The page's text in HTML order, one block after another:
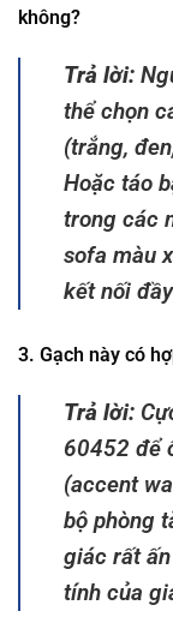
không?
Trả lời:
thể chọn
(trắng,
Hoặc táo
trong các
sofa màu
kết nối
3. Gạch này có
Trả lời:
60452 để
(accent
bộ phòng
giác rất
tính của